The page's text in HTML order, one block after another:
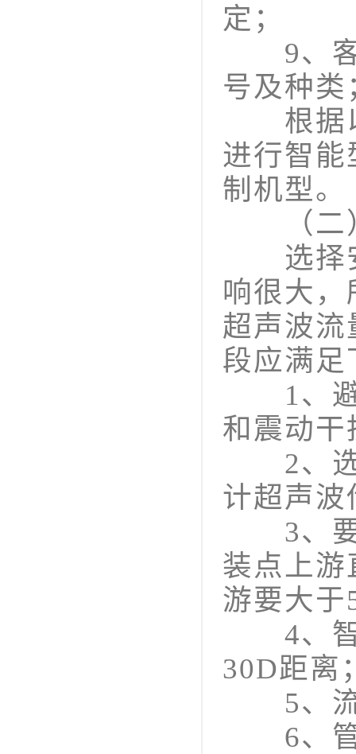
定；
9、客
号及种类
根据以
进行智
制机型。
（二）
选择安
响很大
超声波
段应满足
1、避
和震动干
2、选
计超声波
3、要
装点上
游要大于
4、智
30D距离
5、流
6、管